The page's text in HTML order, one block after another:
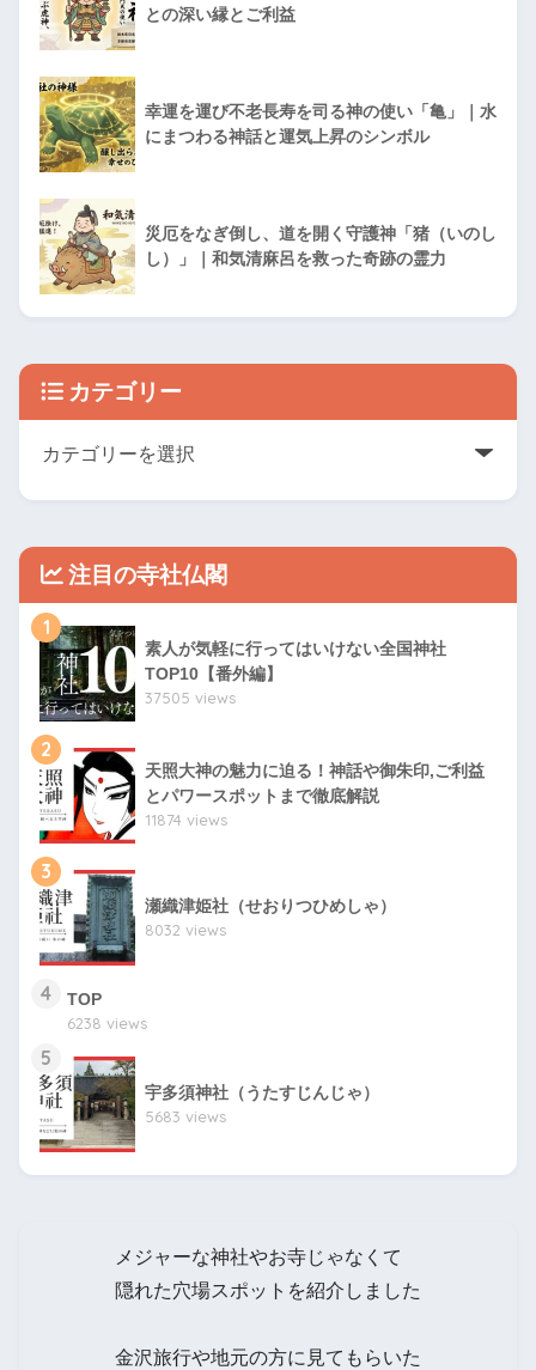
との深い縁とご利益
幸運を運び不老長寿を司る神の使い「亀」｜水
にまつわる神話と運気上昇のシンボル
災厄をなぎ倒し、道を開く守護神「猪（いのし
し）」｜和気清麻呂を救った奇跡の霊力
カテゴリー
注目の寺社仏閣
1
素人が気軽に行ってはいけない全国神社
TOP10【番外編】
37505 views
2
天照大神の魅力に迫る！神話や御朱印,ご利益
とパワースポットまで徹底解説
11874 views
3
瀬織津姫社（せおりつひめしゃ）
8032 views
4
TOP
6238 views
5
宇多須神社（うたすじんじゃ）
5683 views
メジャーな神社やお寺じゃなくて
隠れた穴場スポットを紹介しました
金沢旅行や地元の方に見てもらいた